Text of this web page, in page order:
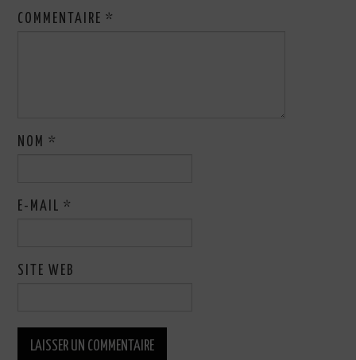
COMMENTAIRE*
NOM*
E-MAIL*
SITE WEB